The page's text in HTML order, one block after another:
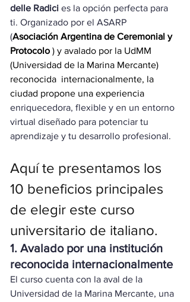
delle Radici es la opción perfecta para
ti. Organizado por el ASARP
(Asociación Argentina de Ceremonial y
Protocolo ) y avalado por la UdMM
(Universidad de la Marina Mercante)
reconocida internacionalmente, la
ciudad propone una experiencia
enriquecedora, flexible y en un entorno
virtual diseñado para potenciar tu
aprendizaje y tu desarrollo profesional.
Aquí te presentamos los
10 beneficios principales
de elegir este curso
universitario de italiano.
1. Avalado por una institución
reconocida internacionalmente
El curso cuenta con la aval de la
Universidad de la Marina Mercante, una